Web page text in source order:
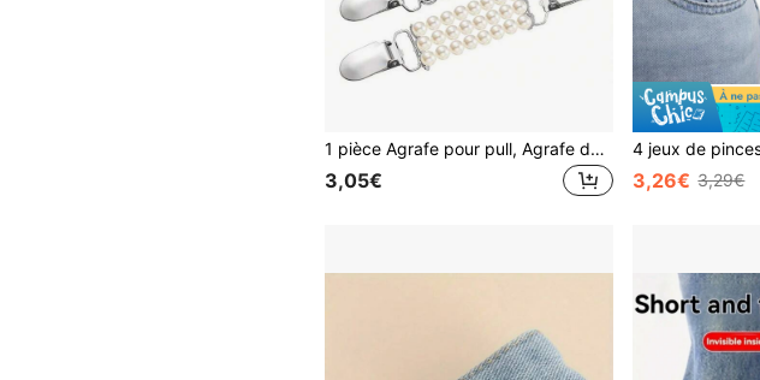
1 pièce Agrafe pour pull, Agrafe de col de cardigan vintage, Broche pour chemise habillée, Agrafe pour taille dos, Agrafe de strass et de perle, Cadeau pour femmes (styles perle et strass)
3,05€ 3,26€ 3,29€